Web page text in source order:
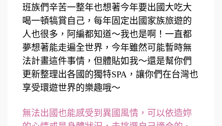
班族們辛苦一整年也想著今年要出國大吃大
喝一頓犒賞自己，每年固定出國家族旅遊的
人也很多，阿編都知道～我也是啊！一直都
夢想著能走遍全世界，今年雖然可能暫時無
法計畫這件事情，但體貼如我～還是幫你們
更新整理出各國的獨特SPA，讓你們在台灣也
享受環遊世界的樂趣哦～
無法出國也能感受到異國風情，可以依造妳